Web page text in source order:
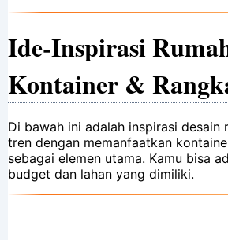
Ide-Inspirasi
Kontainer &
Di bawah ini adalah inspirasi desain
tren dengan memanfaatkan
sebagai elemen utama. Kamu bisa
budget dan lahan yang dimiliki.